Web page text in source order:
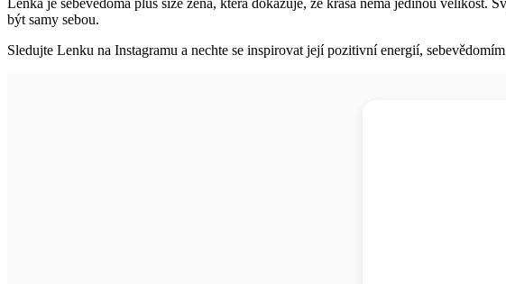
Lenka je sebevědomá plus size žena, která dokazuje, že krása nemá jedinou velikost.
být samy sebou.
Sledujte Lenku na Instagramu a nechte se inspirovat její pozitivní energií,